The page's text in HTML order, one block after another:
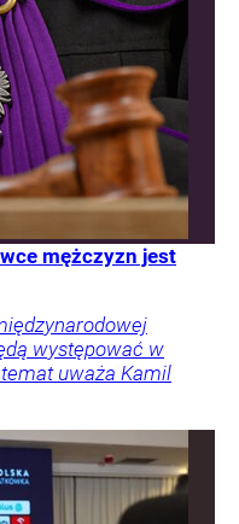
mężczyzn jest
występować w
uważa Kamil